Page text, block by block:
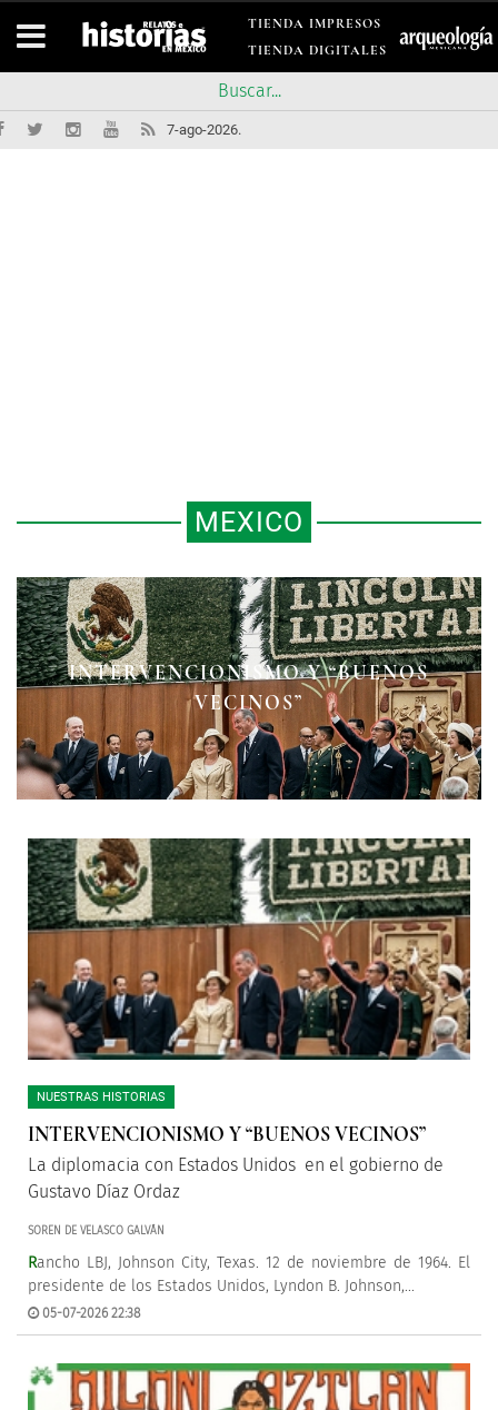
TIENDA IMPRESOS
TIENDA DIGITALES
7-ago-2026.
MEXICO
INTERVENCIONISMO Y “BUENOS
VECINOS”
ROCK CHICANO
NUESTRAS HISTORIAS
INTERVENCIONISMO Y “BUENOS VECINOS”
La diplomacia con Estados Unidos en el gobierno de
Gustavo Díaz Ordaz
SOREN DE VELASCO GALVÁN
Rancho LBJ, Johnson City, Texas. 12 de noviembre de 1964. El
presidente de los Estados Unidos, Lyndon B. Johnson,...
05-07-2026 22:38